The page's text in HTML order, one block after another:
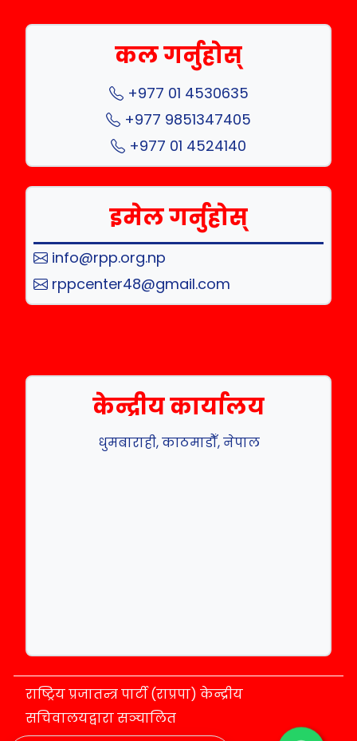
कल गर्नुहोस्
+977 01 4530635
+977 9851347405
+977 01 4524140
इमेल गर्नुहोस्
info@rpp.org.np
rppcenter48@gmail.com
केन्द्रीय कार्यालय
धुमबाराही, काठमाडौँ, नेपाल
राष्ट्रिय प्रजातन्त्र पार्टी (राप्रपा) केन्द्रीय
सचिवालयद्वारा सञ्चालित